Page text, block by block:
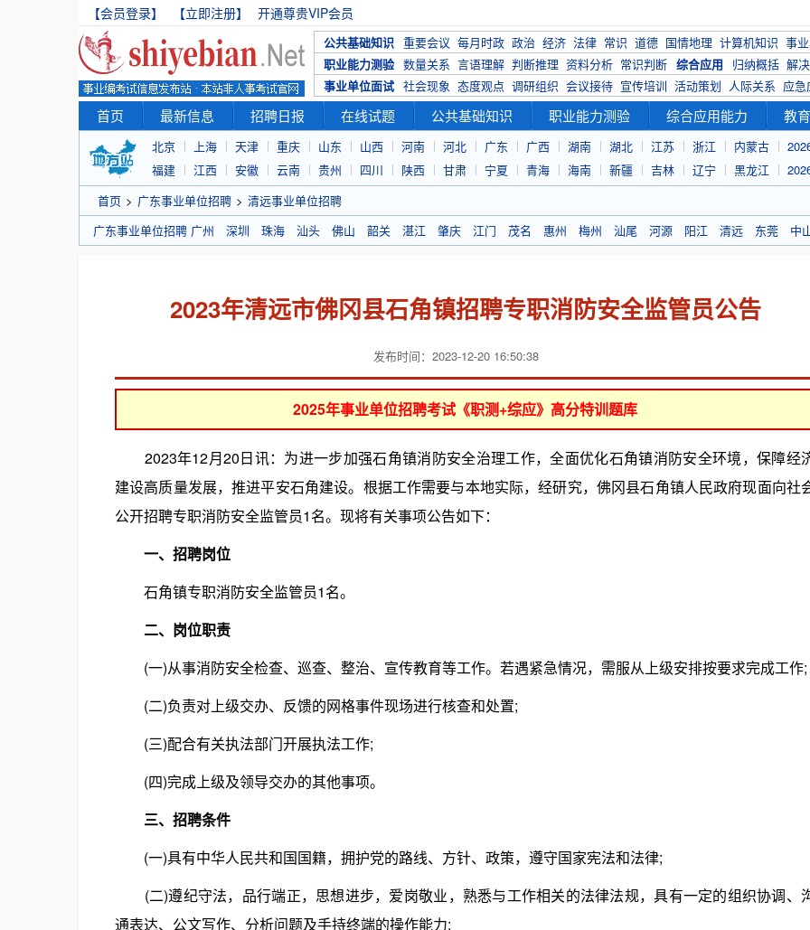
【会员登录】 【立即注册】 开通尊贵VIP会员
公共基础知识 重要会议 每月时政 政治 经济 法律 常识 道德 国情地理 计算机知识 事
职业能力测验 数量关系 言语理解 判断推理 资料分析 常识判断 综合应用 归纳概括 解
事业单位面试 社会现象 态度观点 调研组织 会议接待 宣传培训 活动策划 人际关系 应急
首页 最新信息 招聘日报 在线试题 公共基础知识 职业能力测验 综合应用能力 教
北京 上海 天津 重庆 山东 山西 河南 河北 广东 广西 湖南 湖北 江苏 浙江 内蒙古
福建
江西 安徽 云南 贵州 四川 陕西 甘肃 宁夏 青海 海南 新疆 吉林 辽宁 黑龙江
首页 > 广东事业单位招聘 > 清远事业单位招聘
广东事业单位招聘 广州 深圳 珠海 汕头 佛山 韶关 湛江 肇庆 江门 茂名 惠州 梅州 汕尾 河源 阳江 清远 东莞 中
2023年清远市佛冈县石角镇招聘专职消防安全监管员公告
发布时间：2023-12-20 16:50:38
2025年事业单位招聘考试《职测+综应》高分特训题库
2023年12月20日讯：为进一步加强石角镇消防安全治理工作，全面优化石角镇消防安全环境，保障经
建设高质量发展，推进平安石角建设。根据工作需要与本地实际，经研究，佛冈县石角镇人民政府现面向社
公开招聘专职消防安全监管员1名。现将有关事项公告如下：
一、招聘岗位
石角镇专职消防安全监管员1名。
二、岗位职责
(一)从事消防安全检查、巡查、整治、宣传教育等工作。若遇紧急情况，需服从上级安排按要求完成工作;
(二)负责对上级交办、反馈的网格事件现场进行核查和处置;
(三)配合有关执法部门开展执法工作;
(四)完成上级及领导交办的其他事项。
三、招聘条件
(一)具有中华人民共和国国籍，拥护党的路线、方针、政策，遵守国家宪法和法律;
(二)遵纪守法，品行端正，思想进步，爱岗敬业，熟悉与工作相关的法律法规，具有一定的组织协调、
通表达、公文写作、分析问题及手持终端的操作能力;